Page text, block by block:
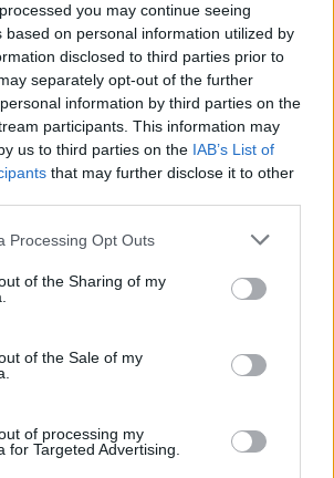
you may continue seeing
based on personal information utilized by
disclosed to third parties prior to
separately opt-out of the further
information by third parties on the
participants. This information may
us to third parties on the IAB’s List of
that may further disclose it to other
Processing Opt Outs
of the Sharing of my
of the Sale of my
of processing my
for Targeted Advertising.
voit katsoa sen suoraan